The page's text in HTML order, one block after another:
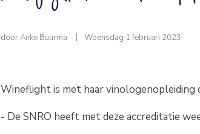
doorAnke Buurma Woensdag 1 februari 2023
Wineflight is met haar vinologenopleiding
- De SNRO heeft met deze accreditatie